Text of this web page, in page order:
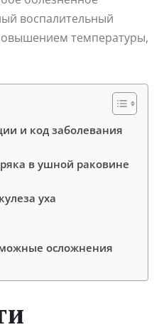
воспалительный
температуры,
и код заболевания
в ушной раковине
уха
осложнения